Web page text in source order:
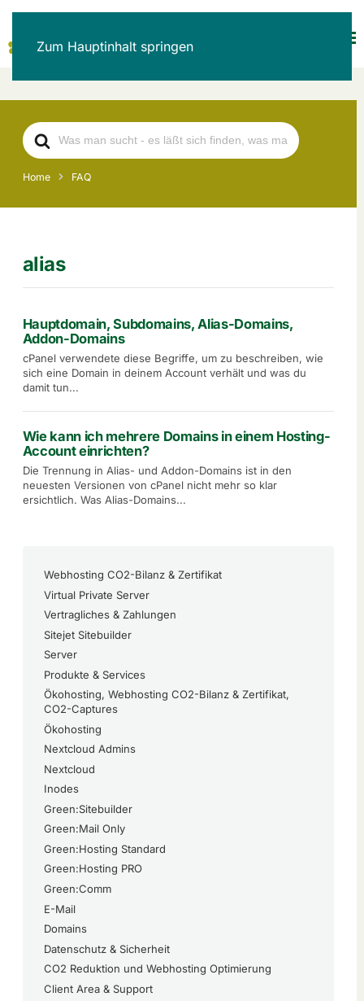
Zum Hauptinhalt springen
Search
For
Home FAQ
alias
Hauptdomain, Subdomains, Alias-Domains,
Addon-Domains
cPanel verwendete diese Begriffe, um zu beschreiben, wie
sich eine Domain in deinem Account verhält und was du
damit tun...
Wie kann ich mehrere Domains in einem Hosting-
Account einrichten?
Die Trennung in Alias- und Addon-Domains ist in den
neuesten Versionen von cPanel nicht mehr so klar
ersichtlich. Was Alias-Domains...
Webhosting CO2-Bilanz & Zertifikat
Virtual Private Server
Vertragliches & Zahlungen
Sitejet Sitebuilder
Server
Produkte & Services
Ökohosting, Webhosting CO2-Bilanz & Zertifikat,
CO2-Captures
Ökohosting
Nextcloud Admins
Nextcloud
Inodes
Green:Sitebuilder
Green:Mail Only
Green:Hosting Standard
Green:Hosting PRO
Green:Comm
E-Mail
Domains
Datenschutz & Sicherheit
CO2 Reduktion und Webhosting Optimierung
Client Area & Support